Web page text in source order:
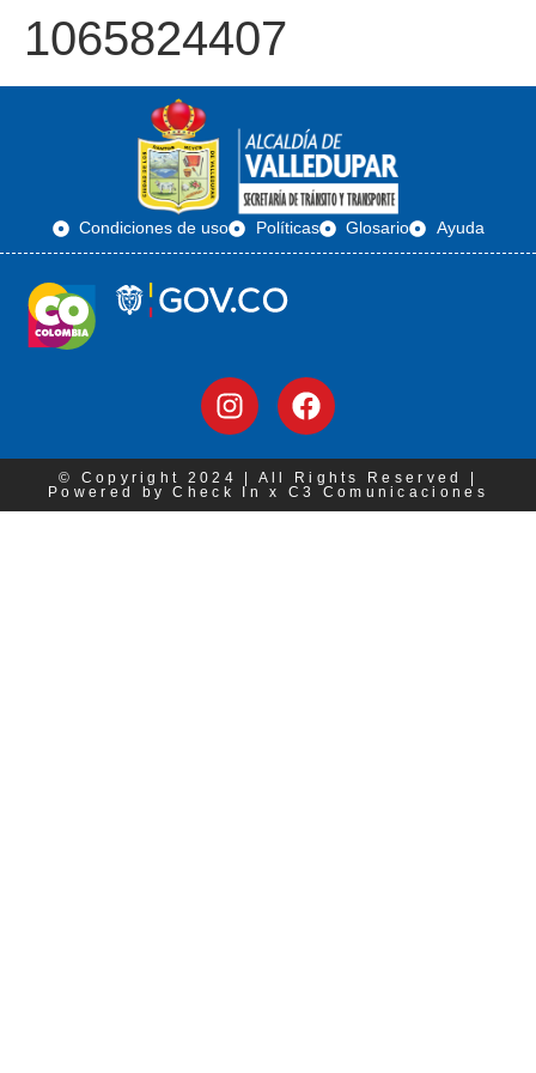
1065824407
Condiciones de uso Políticas Glosario Ayuda
© Copyright 2024 | All Rights Reserved |
Powered by Check In x C3 Comunicaciones